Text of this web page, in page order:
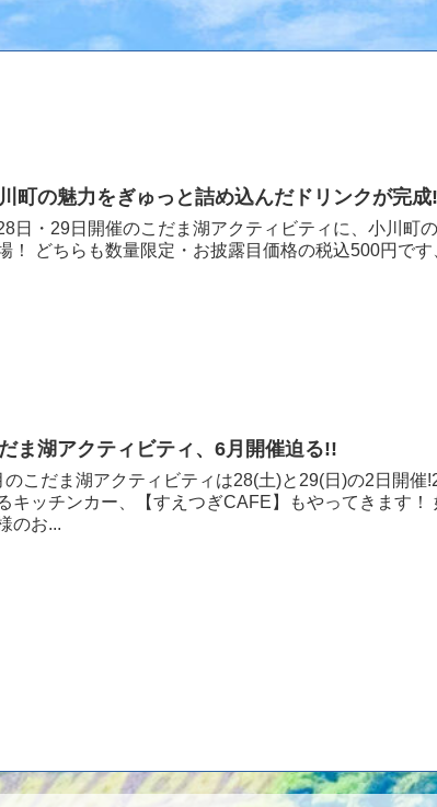
町の魅力をぎゅっと詰め込んだドリンクが完成
日・29日開催のこだま湖アクティビティに、小川町
！ どちらも数量限定・お披露目価格の税込500円です
ま湖アクティビティ、6月開催迫る!!
のこだま湖アクティビティは28(土)と29(日)の2日開
キッチンカー、【すえつぎCAFE】もやってきます
のお...